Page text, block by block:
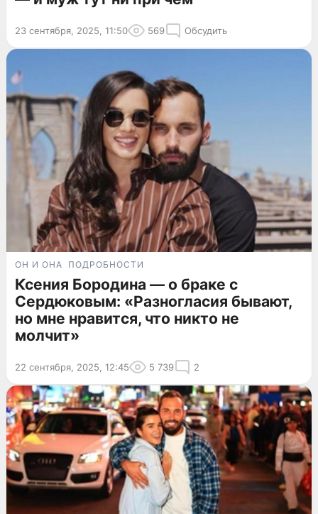
23 сентября, 2025, 11:50 569 Обсудить
ОН И ОНА ПОДРОБНОСТИ
Ксения Бородина — о браке с
Сердюковым: «Разногласия бывают,
но мне нравится, что никто не
молчит»
22 сентября, 2025, 12:45 5 739 2